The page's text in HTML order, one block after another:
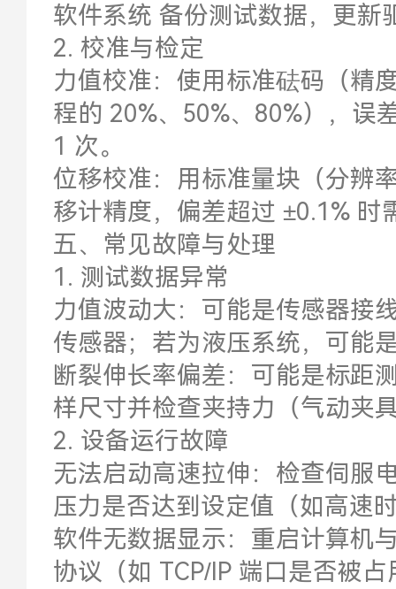
软件系统 备份测试数据，更新
2. 校准与检定
力值校准：使用标准砝码（精
程的 20%、50%、80%），误
1 次。
位移校准：用标准量块（分辨
移计精度，偏差超过 ±0.1% 时
五、常见故障与处理
1. 测试数据异常
力值波动大：可能是传感器接
传感器；若为液压系统，可能
断裂伸长率偏差：可能是标距
样尺寸并检查夹持力（气动夹
2. 设备运行故障
无法启动高速拉伸：检查伺服
压力是否达到设定值（如高速
软件无数据显示：重启计算机
协议（如 TCP/IP 端口是否被占